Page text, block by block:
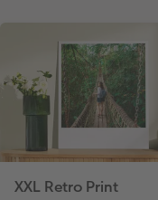
XXL Retro Print